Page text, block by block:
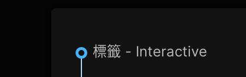
標籤 - Interactive